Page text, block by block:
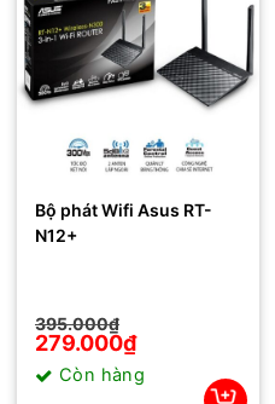
Bộ phát Wifi Asus RT-
N12+
395.000₫
Giá
gốc
là:
395.000₫.
279.000₫
Giá
hiện
tại
là: Còn hàng